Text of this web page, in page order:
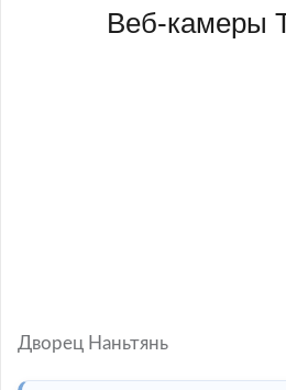
Веб-камеры
Дворец Наньтянь